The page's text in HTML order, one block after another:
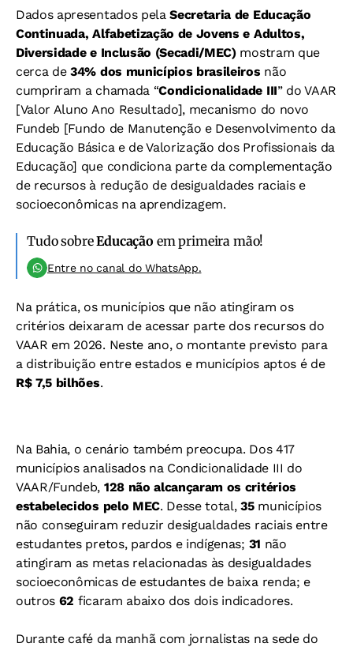
Dados apresentados pelaSecretaria de Educação
Continuada, Alfabetização de Jovens e Adultos,
Diversidade e Inclusão (Secadi/MEC)mostram que
cerca de34% dos municípios brasileiros não
cumpriram a chamada “Condicionalidade III” do VAAR
[Valor Aluno Ano Resultado], mecanismo do novo
Fundeb [Fundo de Manutenção e Desenvolvimento da
Educação Básica e de Valorização dos Profissionais da
Educação] que condiciona parte da complementação
de recursos à redução de desigualdades raciais e
socioeconômicas na aprendizagem.
Tudo sobreEducação em primeira mão!
Entre no canal do WhatsApp.
Na prática, os municípios que não atingiram os
critérios deixaram de acessar parte dos recursos do
VAAR em 2026. Neste ano, o montante previsto para
a distribuição entre estados e municípios aptos é de
R$ 7,5 bilhões.
Na Bahia, o cenário também preocupa. Dos 417
municípios analisados na Condicionalidade III do
VAAR/Fundeb, 128 não alcançaram os critérios
estabelecidos pelo MEC. Desse total,35municípios
não conseguiram reduzir desigualdades raciais entre
estudantes pretos, pardos e indígenas; 31 não
atingiram as metas relacionadas às desigualdades
socioeconômicas de estudantes de baixa renda; e
outros 62 ficaram abaixo dos dois indicadores.
Durante café da manhã com jornalistas na sede do